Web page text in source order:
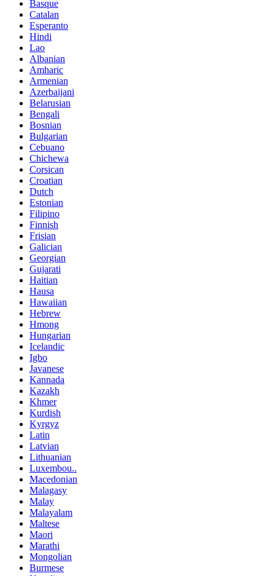
Basque
Catalan
Esperanto
Hindi
Lao
Albanian
Amharic
Armenian
Azerbaijani
Belarusian
Bengali
Bosnian
Bulgarian
Cebuano
Chichewa
Corsican
Croatian
Dutch
Estonian
Filipino
Finnish
Frisian
Galician
Georgian
Gujarati
Haitian
Hausa
Hawaiian
Hebrew
Hmong
Hungarian
Icelandic
Igbo
Javanese
Kannada
Kazakh
Khmer
Kurdish
Kyrgyz
Latin
Latvian
Lithuanian
Luxembou..
Macedonian
Malagasy
Malay
Malayalam
Maltese
Maori
Marathi
Mongolian
Burmese